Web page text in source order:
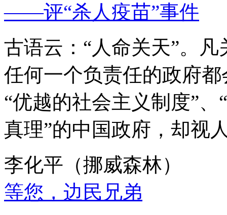
——评“杀人疫苗”事件
古语云：“人命关天”。
任何一个负责任的政府
“优越的社会主义制度”
真理”的中国政府，却视
李化平（挪威森林）
等您，边民兄弟